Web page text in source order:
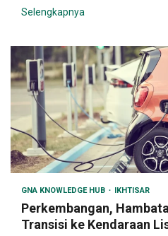
Selengkapnya
GNA KNOWLEDGE HUB IKHTISAR
Perkembangan,
Transisi ke Kendaraan